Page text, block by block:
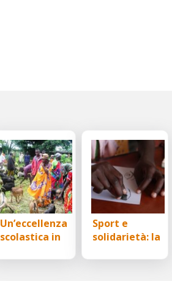
Un’eccellenza
scolastica in
Sport e
solidarietà: la